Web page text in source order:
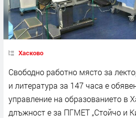
Хасково
Свободно работно място за
и литература за 147 часа е
управление на образованието в
длъжност е за ПГМЕТ „Стойчо и